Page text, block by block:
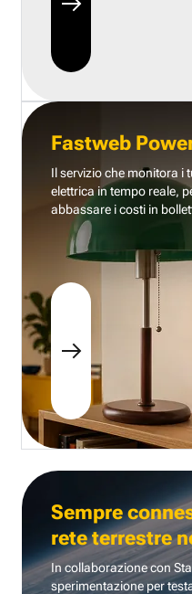
Fastweb
Il servizio che monitora i
elettrica in tempo reale,
abbassare i costi in
Sempre
rete terrestre
In collaborazione con
sperimentazione per